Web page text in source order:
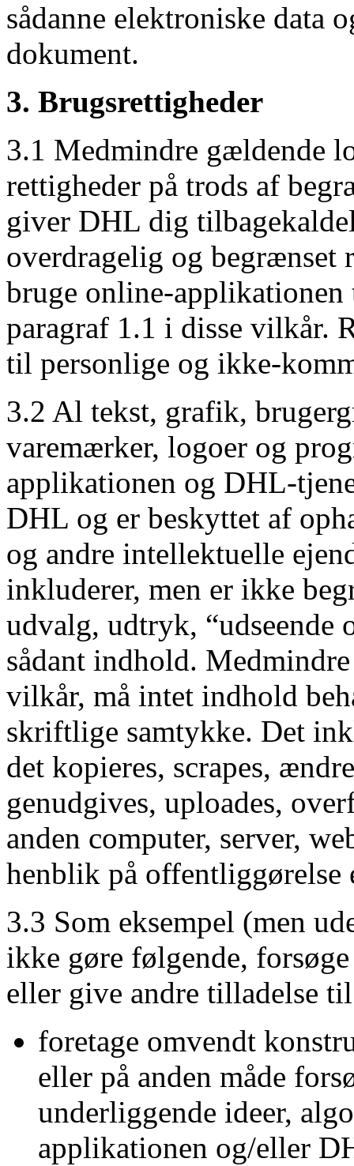
sådanne elektroniske data
dokument.
3. Brugsrettigheder
3.1 Medmindre gældende
rettigheder på trods af
giver DHL dig
overdragelig og begrænset
bruge online-
paragraf 1.1 i disse vilkår.
til personlige og ikke-
3.2 Al tekst, grafik,
varemærker, logoer og
applikationen og DHL-
DHL og er beskyttet af
og andre intellektuelle
inkluderer, men er ikke
udvalg, udtryk, “udseende
sådant indhold.
vilkår, må intet indhold
skriftlige samtykke. Det
det kopieres, scrapes,
genudgives, uploades,
anden computer, server,
henblik på
3.3 Som eksempel (men
ikke gøre følgende,
eller give andre tilladelse
foretage omvendt
eller på anden måde
underliggende ideer,
applikationen og/eller